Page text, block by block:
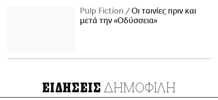
Pulp Fiction
Οι ταινίες πριν και
μετά την «Οδύσσεια»
ΕΙΔΗΣΕΙΣ ΔΗΜΟΦΙΛΗ